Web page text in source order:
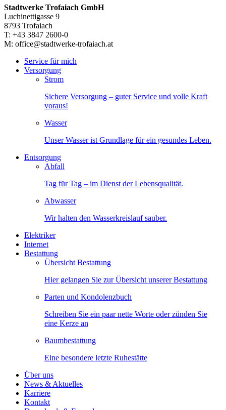
Stadtwerke Trofaiach GmbH
Luchinettigasse 9
8793 Trofaiach
T: +43 3847 2600-0
M: office@stadtwerke-trofaiach.at
Service für mich
Versorgung
Strom
Sichere Versorgung – guter Service und volle Kraft
voraus!
Wasser
Unser Wasser ist Grundlage für ein gesundes Leben.
Entsorgung
Abfall
Tag für Tag – im Dienst der Lebensqualität.
Abwasser
Wir halten den Wasserkreislauf sauber.
Elektriker
Internet
Bestattung
Übersicht Bestattung
Hier gelangen Sie zur Übersicht unserer Bestattung
Parten und Kondolenzbuch
Schreiben Sie ein paar nette Worte oder zünden Sie
eine Kerze an
Baumbestattung
Eine besondere letzte Ruhestätte
Über uns
News & Aktuelles
Karriere
Kontakt